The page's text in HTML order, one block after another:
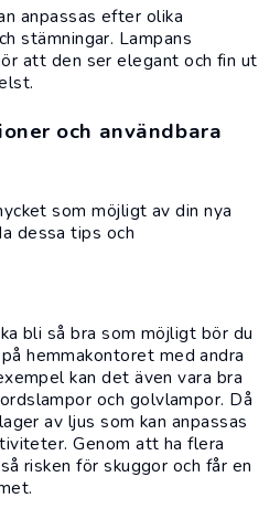
anpassas efter olika
stämningar. Lampans
att den ser elegant och fin ut
och användbara
som möjligt av din nya
dessa tips och
bli så bra som möjligt bör du
hemmakontoret med andra
kan det även vara bra
och golvlampor. Då
av ljus som kan anpassas
Genom att ha flera
risken för skuggor och får en